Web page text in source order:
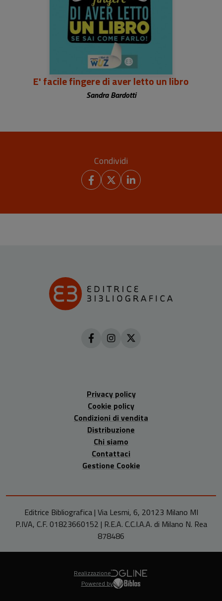
E' facile fingere di aver letto un libro
Sandra Bardotti
Condividi
Privacy policy
Cookie policy
Condizioni di vendita
Distribuzione
Chi siamo
Contattaci
Gestione Cookie
Editrice Bibliografica | Via Lesmi, 6, 20123 Milano MI
P.IVA, C.F. 01823660152 | R.E.A. C.C.I.A.A. di Milano N. Rea
878486
Realizzazione
Powered by